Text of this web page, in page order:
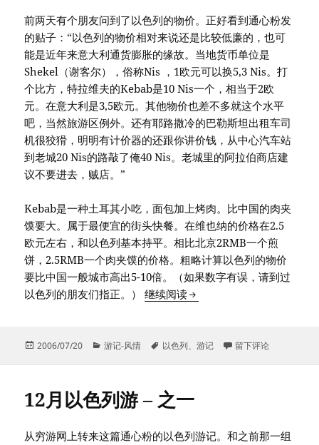
前两天有个朋友问到了以色列的物价。正好看到通心粉发
的贴子：“以色列的物价相对来说还是比较低廉的，也可
能是近年来意大利通货膨胀的缘故。当地货币单位是
Shekel（谢客尔），俗称Nis ，1欧元可以换5,3 Nis。打
个比方，特拉维夫的Kebab是10 Nis一个，相当于2欧
元。在意大利是3,5欧元。其他物价也差不多就这个水平
吧，当然旅游区例外。还有耶路撒冷的巴勒斯坦出租车司
机很狡猾，明明有计价器的还跟你讲价钱，从中心汽车站
到老城20 Nis的路敲了俺40 Nis。老城里的阿拉伯商店建
议不要进去，贼店。”
Kebab是一种土耳其小吃，面包加上烤肉。比中国的肉夹
馍要大。属于最便宜的街头快餐。在维也纳的价格在2.5
欧元左右，和以色列基本持平。相比北京2RMB一个煎
饼，2.5RMB一个肉夹馍的价格。粗略计算以色列的物价
要比中国一般城市高出5-10倍。（如果数字有误，请到过
以色列的朋友们指正。）继续阅读12月以色列游 – 之二
发
2006/07/20
分
游记-风情
标
以色列、游记 于12月以色列游 – 之
留下评论
12月以色列游 – 之一
从穷游网上转来这篇通心粉的以色列游记。和之前那一组